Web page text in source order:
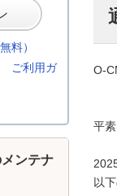
O-
平
以
料）
ご利用ガ
ンテナ